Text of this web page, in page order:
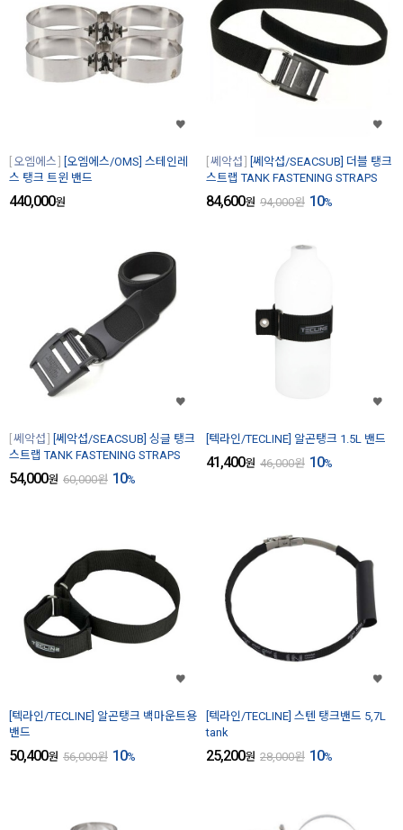
오엠에스
[오엠에스/OMS] 스테인레
스 탱크 트윈 밴드
440,000원
쎄악섭
[쎄악섭/SEACSUB] 더블 탱크
스트랩 TANK FASTENING STRAPS
84,600원 94,000원 10%
쎄악섭
[쎄악섭/SEACSUB] 싱글 탱크
스트랩 TANK FASTENING STRAPS
54,000원 60,000원 10%
[텍라인/TECLINE] 알곤탱크 1.5L 밴드
41,400원 46,000원 10%
[텍라인/TECLINE] 알곤탱크 백마운트용
밴드
50,400원 56,000원 10%
[텍라인/TECLINE] 스텐 탱크밴드 5,7L
tank
25,200원 28,000원 10%